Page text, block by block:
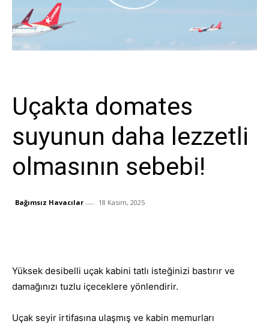
Uçakta domates
suyunun daha lezzetli
olmasının sebebi!
Bağımsız Havacılar 18 Kasım, 2025
Yüksek desibelli uçak kabini tatlı isteğinizi bastırır ve
damağınızı tuzlu içeceklere yönlendirir.
Uçak seyir irtifasına ulaşmış ve kabin memurları